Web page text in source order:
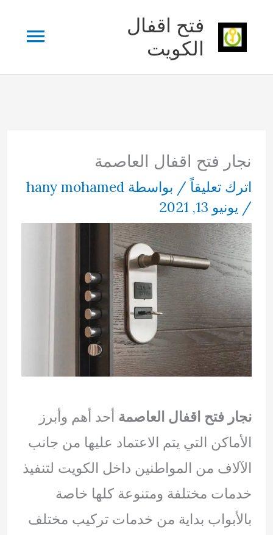
فتح اقفال
الكويت
نجار فتح اقفال العاصمة
اترك تعليقاً / بواسطة hany mohamed
/ يونيو 13, 2021
نجار فتح اقفال العاصمة أحد أهم وأبرز
الأماكن التي يتم الاعتماد عليها من جانب
الآلاف من المواطنين داخل الكويت لتنفيذ
خدمات مختلفة ومتنوعة كلها خاصة
بالأبواب بداية من خدمات تركيب مختلف